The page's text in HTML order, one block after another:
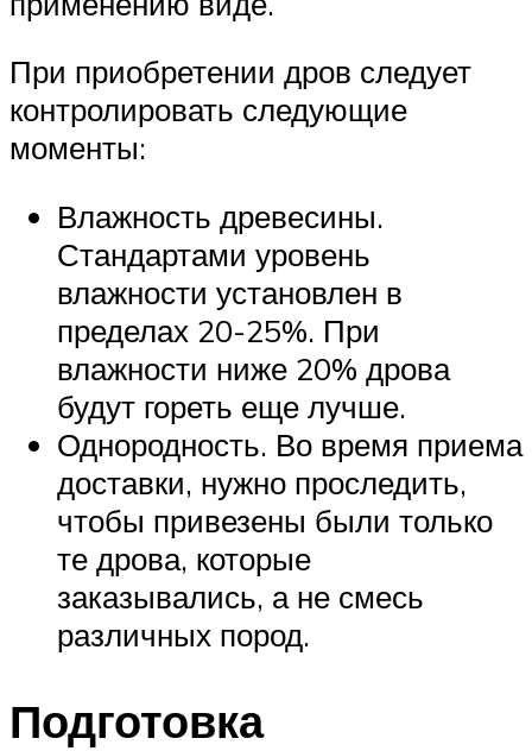
При приобретении дров следует
контролировать следующие
моменты:
Влажность древесины.
Стандартами уровень
влажности установлен в
пределах 20-25%. При
влажности ниже 20% дрова
будут гореть еще лучше.
Однородность. Во время приема
доставки, нужно проследить,
чтобы привезены были только
те дрова, которые
заказывались, а не смесь
различных пород.
Подготовка